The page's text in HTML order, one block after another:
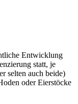
Entwicklung
statt, je
selten auch beide)
oder Eierstöcke